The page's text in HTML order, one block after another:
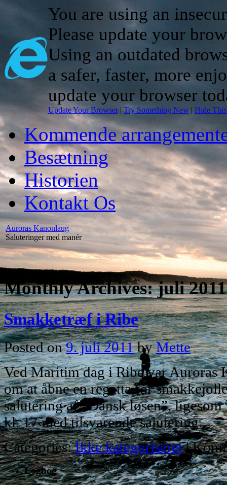
You are using an
Please update your
Using an outdated
a safer, faster, more
update your browser
Update Your Browser| Try Something New | Hide
Kommende
Besætning
Historien
Kontakt Os
Auroras Kanonlaug
Saluteringer med manér
Monthly Archives:juli 2011
Smakketræf i Ribe
Posted on 9. juli 2011 by Mette
Ved Maritim dag i Ribe var Auroras
om at åbne en regatta for
salutering af “Dansk løsen”,
kl. 17 med tilsvarende salutering.
Categories:Ikke kategoriseret |
Logbog